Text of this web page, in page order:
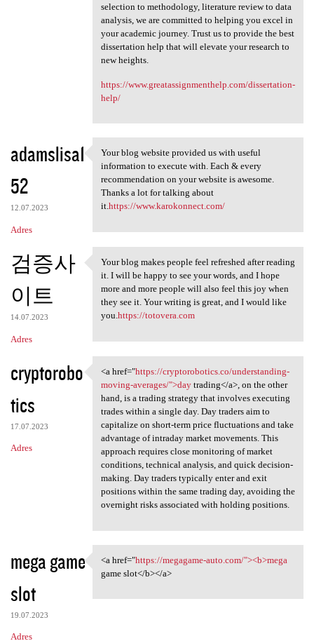
selection to methodology, literature review to data
analysis, we are committed to helping you excel in
your academic journey. Trust us to provide the best
dissertation help that will elevate your research to
new heights.
https://www.greatassignmenthelp.com/dissertation-
help/
adamslisa1
52
12.07.2023
Adres
Your blog website provided us
Your blog website provided us with useful
information to execute with. Each & every
recommendation on your website is awesome.
Thanks a lot for talking about
it.https://www.karokonnect.com/
검증사
이트
14.07.2023
Adres
Your blog makes people feel
Your blog makes people feel refreshed after reading
it. I will be happy to see your words, and I hope
more and more people will also feel this joy when
they see it. Your writing is great, and I would like
you.https://totovera.com
cryptorobo
tics
17.07.2023
Adres
<a href="https:/
<a href="https://cryptorobotics.co/understanding-
moving-averages/">daytrading</a>, on the other
hand, is a trading strategy that involves executing
trades within a single day. Day traders aim to
capitalize on short-term price fluctuations and take
advantage of intraday market movements. This
approach requires close monitoring of market
conditions, technical analysis, and quick decision-
making. Day traders typically enter and exit
positions within the same trading day, avoiding the
overnight risks associated with holding positions.
mega game
slot
19.07.2023
Adres
<a href="https://megagame
<a href="https://megagame-auto.com/"><b>mega
game slot</b></a>